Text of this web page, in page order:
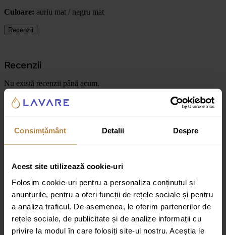
Consimțământ Detalii Despre
Acest site utilizează cookie-uri
Folosim cookie-uri pentru a personaliza conținutul și
anunțurile, pentru a oferi funcții de rețele sociale și pentru
a analiza traficul. De asemenea, le oferim partenerilor de
rețele sociale, de publicitate și de analize informații cu
privire la modul în care folosiți site-ul nostru. Aceștia le
Culoare: auriu mat / negru mat
Recenzii
Recenzii
Nu există recenzii până acum.
Fii primul care scrii o recenzie pentru „Lavoar de blat rotund Invena
KOS 42 cm negru mat/auriu mat”
Adresa ta de email nu va fi publicată.
Câmpurile obligatorii sunt
marcate cu*
Recenzia ta*